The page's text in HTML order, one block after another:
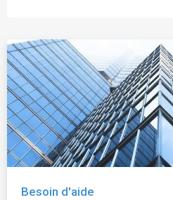
Besoin d'aide